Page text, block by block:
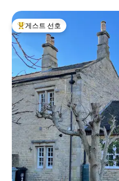
상위 게스트 선호
게스트 선호